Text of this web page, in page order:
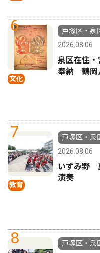
6
文化
戸塚区・泉
2026.08.06
泉区在住
奉納 鶴岡
7
教育
戸塚区・泉
2026.08.06
いずみ野
演奏
8
戸塚区・泉